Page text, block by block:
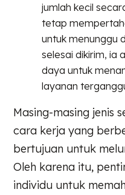
jumlah kecil
tetap
untuk menunggu
selesai dikirim, ia
daya untuk
layanan
Masing-masing jenis
cara kerja yang
bertujuan untuk
Oleh karena itu,
individu untuk